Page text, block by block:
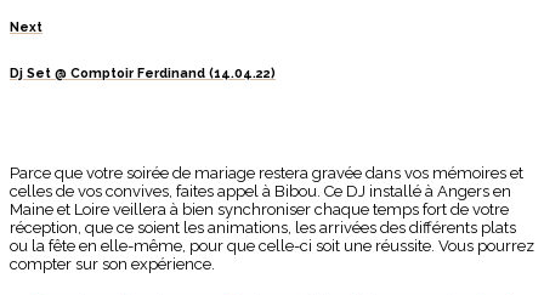
Next
Dj Set @ Comptoir Ferdinand (14.04.22)
Parce que votre soirée de mariage restera gravée dans vos mémoires et
celles de vos convives, faites appel à Bibou. Ce DJ installé à Angers en
Maine et Loire veillera à bien synchroniser chaque temps fort de votre
réception, que ce soient les animations, les arrivées des différents plats
ou la fête en elle-même, pour que celle-ci soit une réussite. Vous pourrez
compter sur son expérience.